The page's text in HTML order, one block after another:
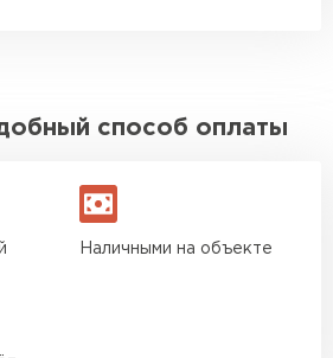
способ оплаты
Наличными на объекте